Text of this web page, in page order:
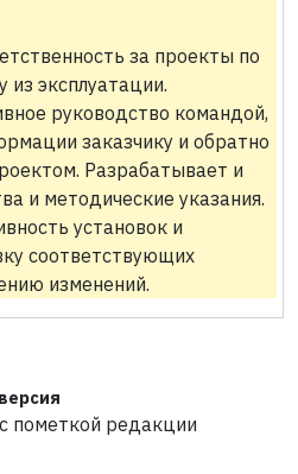
за проекты по
из эксплуатации.
руководство командой,
заказчику и обратно
Разрабатывает и
и методические указания.
установок и
соответствующих
изменений.
пометкой редакции